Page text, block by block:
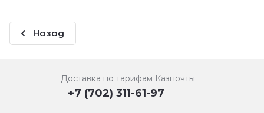
Назад
Доставка по тарифам Казпочты
+7 (702) 311-61-97